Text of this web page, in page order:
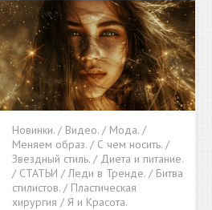
Новинки. / Видео. / Мода. /
Меняем образ. / С чем носить. /
Звездный стиль. / Диета и питание.
/ СТАТЬИ / Леди в Тренде. / Битва
стилистов. / Пластическая
хирургия / Я и Красота.